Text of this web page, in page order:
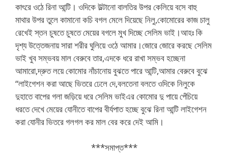
কাৎরে ওঠে রিনা আন্টি। ওদিকে উল্টানো বালতির উপর কেলিয়ে বসে বাহু
মাথার উপর তুলে কামানো কচি বগল মেলে দিয়েছে নিলু,কোমোরের কাজ চালু
রেখেই স্তন চুষতে চুষতে মেয়ের বগলে মুখ দিচ্ছে সেলিম ভাই।আহঃ কি
দৃশ্য উত্তেজনায় সারা শরীর ঘুলিয়ে ওঠে আমার।জোরে জোরে করছে সেলিম
ভাই খুব সম্ভবয় মাল বেরুবে তার,এদকে ধরে রাখা সম্ভব হচ্ছেনা
আমারো,দ্রুত লয়ে কোমোর নাঁচানোয় বুঝতে পারে আন্টি,আমার বেরুবে বুঝে
“লাইগেশন করা আছে ভিতরে ঢেলে দে,বলতেনা বলতে ওদিকে নিলুকে
দুহাতে বাপের গলা জড়িয়ে ধরে সেলিম ভাইএর কোমোর দু পায়ে পেঁচিয়ে
ধরতে দেখে মেয়ের যোনীতে বাপের বীর্যপাত হচ্ছে বুঝে রিনা আন্টি লাইগেশন
করা যোনীর ভিতরে গলগল কর মাল বের করে দেই আমি।
***সমাপ্ত***